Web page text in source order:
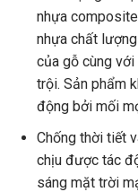
nhựa
nhựa chất
của gỗ cùng
trội. Sản phẩm
động bởi mối
Chống thời tiết
chịu được tác
sáng mặt trời